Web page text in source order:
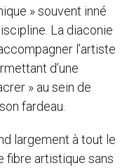
» souvent inné
La diaconie
l’artiste
d’une
» au sein de
fardeau.
largement à tout le
fibre artistique sans